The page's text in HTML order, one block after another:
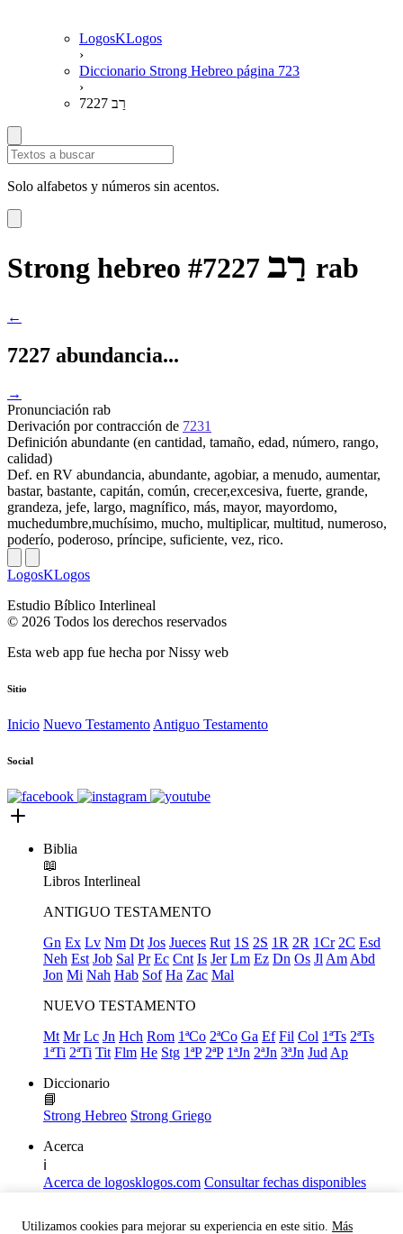
Utilizamos cookies para mejorar su experiencia en este sitio. Más
LogosKLogos
›
Diccionario Strong Hebreo página 723
›
7227 רַב
Solo alfabetos y números sin acentos.
Strong hebreo #7227 rab
←
7227 abundancia...
→
Pronunciación rab
Derivación por contracción de 7231
Definición abundante (en cantidad, tamaño, edad, número, rango,
calidad)
Def. en RV abundancia, abundante, agobiar, a menudo, aumentar,
bastar, bastante, capitán, común, crecer,excesiva, fuerte, grande,
grandeza, jefe, largo, magnífico, más, mayor, mayordomo,
muchedumbre,muchísimo, mucho, multiplicar, multitud, numeroso,
poderío, poderoso, príncipe, suficiente, vez, rico.
LogosKLogos
Estudio Bíblico Interlineal
© 2026 Todos los derechos reservados
Esta web app fue hecha porNissy web
Sitio
Inicio Nuevo Testamento Antiguo Testamento
Social
Biblia
📖
Libros Interlineal
ANTIGUO TESTAMENTO
Gn Ex Lv Nm Dt Jos Jueces Rut 1S 2S 1R 2R 1Cr 2C Esd
Neh Est Job Sal Pr Ec Cnt Is Jer Lm Ez Dn Os Jl Am Abd
Jon Mi Nah Hab Sof Ha Zac Mal
NUEVO TESTAMENTO
Mt Mr Lc Jn Hch Rom 1ªCo 2ªCo Ga Ef Fil Col 1ªTs 2ªTs
1ªTi 2ªTi Tit Flm He Stg 1ªP 2ªP 1ªJn 2ªJn 3ªJn Jud Ap
Diccionario
📘
Strong Hebreo Strong Griego
Acerca
ℹ️
Acerca de logosklogos.com Consultar fechas disponibles
Links útiles